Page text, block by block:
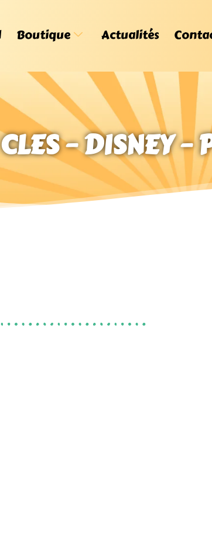
Boutique Actualités
– DISNEY –